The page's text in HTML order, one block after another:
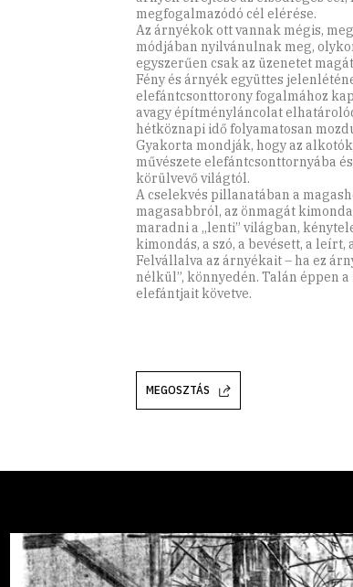
megfogalmazódó cél elérése.
Az árnyékok ott vannak mégis,
módjában nyilvánulnak meg,
egyszerűen csak az üzenetet
Fény és árnyék együttes
elefántcsonttorony fogalmához
avagy építményláncolat
hétköznapi idő folyamatosan
Gyakorta mondják, hogy az
művészete elefántcsonttornyába
körülvevő világtól.
A cselekvés pillanatában a
magasabbról, az önmagát
maradni a „lenti” világban,
kimondás, a szó, a bevésett, a
Felvállalva az árnyékait – ha ez
nélkül”, könnyedén. Talán éppen
elefántjait követve.
MEGOSZTÁS